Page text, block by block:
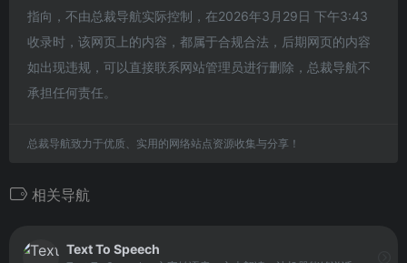
指向，不由总裁导航实际控制，在2026年3月29日 下午3:43
收录时，该网页上的内容，都属于合规合法，后期网页的内容
如出现违规，可以直接联系网站管理员进行删除，总裁导航不
承担任何责任。
总裁导航致力于优质、实用的网络站点资源收集与分享！
相关导航
Text To Speech